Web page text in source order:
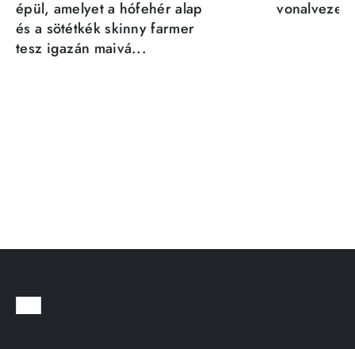
épül, amelyet a hófehér alap
és a sötétkék skinny farmer
tesz igazán maivá...